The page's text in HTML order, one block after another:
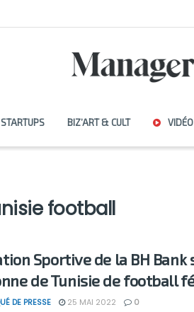
STARTUPS BIZ’ART & CULT VIDÉO
football
Sportive de la BH Bank
de Tunisie de football
DE PRESSE 25 MAI 2022 0